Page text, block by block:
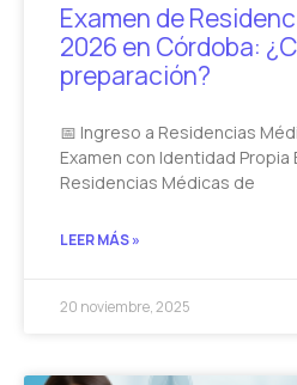
Examen de
2026 en Córdoba:
preparación?
📅 Ingreso a Residencias
Examen con Identidad Propia
Residencias Médicas de
LEER MÁS »
20 noviembre, 2025